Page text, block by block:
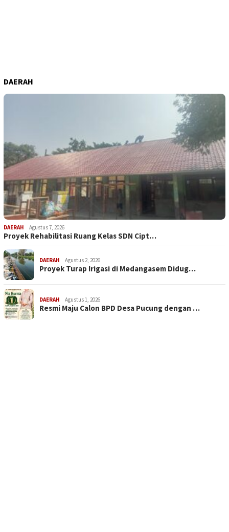
DAERAH
DAERAH Agustus 7, 2026
Proyek Rehabilitasi Ruang Kelas SDN Cipt…
DAERAH Agustus 2, 2026
Proyek Turap Irigasi di Medangasem Didug…
DAERAH Agustus 1, 2026
Resmi Maju Calon BPD Desa Pucung dengan …